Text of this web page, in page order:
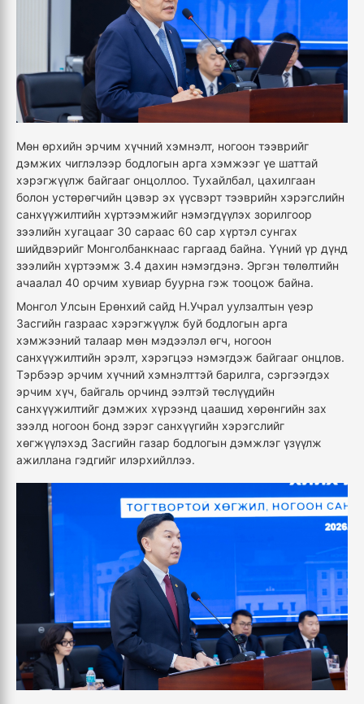
Мөн өрхийн эрчим хүчний хэмнэлт, ногоон тээврийг
дэмжих чиглэлээр бодлогын арга хэмжээг үе шаттай
хэрэгжүүлж байгааг онцоллоо. Тухайлбал, цахилгаан
болон устөрөгчийн цэвэр эх үүсвэрт тээврийн хэрэгслийн
санхүүжилтийн хүртээмжийг нэмэгдүүлэх зорилгоор
зээлийн хугацааг 30 сараас 60 сар хүртэл сунгах
шийдвэрийг Монголбанкнаас гаргаад байна. Үүний үр дүнд
зээлийн хүртээмж 3.4 дахин нэмэгдэнэ. Эргэн төлөлтийн
ачаалал 40 орчим хувиар буурна гэж тооцож байна.
Монгол Улсын Ерөнхий сайд Н.Учрал уулзалтын үеэр
Засгийн газраас хэрэгжүүлж буй бодлогын арга
хэмжээний талаар мөн мэдээлэл өгч, ногоон
санхүүжилтийн эрэлт, хэрэгцээ нэмэгдэж байгааг онцлов.
Тэрбээр эрчим хүчний хэмнэлттэй барилга, сэргээгдэх
эрчим хүч, байгаль орчинд ээлтэй төслүүдийн
санхүүжилтийг дэмжих хүрээнд цаашид хөрөнгийн зах
зээлд ногоон бонд зэрэг санхүүгийн хэрэгслийг
хөгжүүлэхэд Засгийн газар бодлогын дэмжлэг үзүүлж
ажиллана гэдгийг илэрхийллээ.